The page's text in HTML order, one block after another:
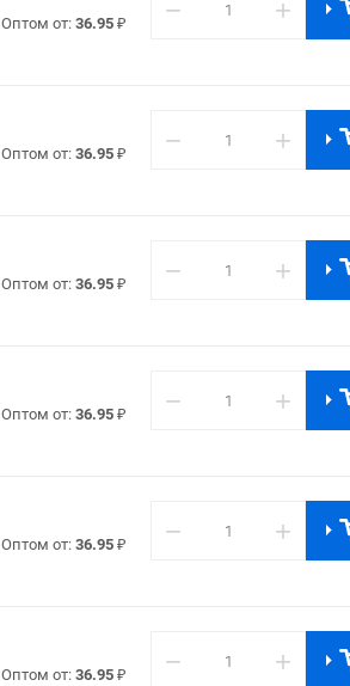
Оптом от: 36.95 ₽ − +
Оптом от: 36.95 ₽ − +
Оптом от: 36.95 ₽ − +
Оптом от: 36.95 ₽ − +
Оптом от: 36.95 ₽ − +
Оптом от: 36.95 ₽ − +